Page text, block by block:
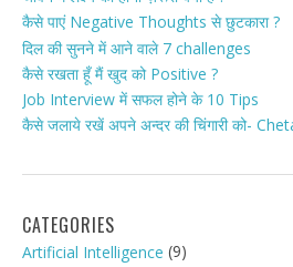
कैसे पाएं Negative Thoughts से छुटकारा ?
दिल की सुनने में आने वाले 7 challenges
कैसे रखता हूँ मैं खुद को Positive ?
Job Interview में सफल होने के 10 Tips
कैसे जलाये रखें अपने अन्दर की चिंगारी को-
CATEGORIES
Artificial Intelligence (9)